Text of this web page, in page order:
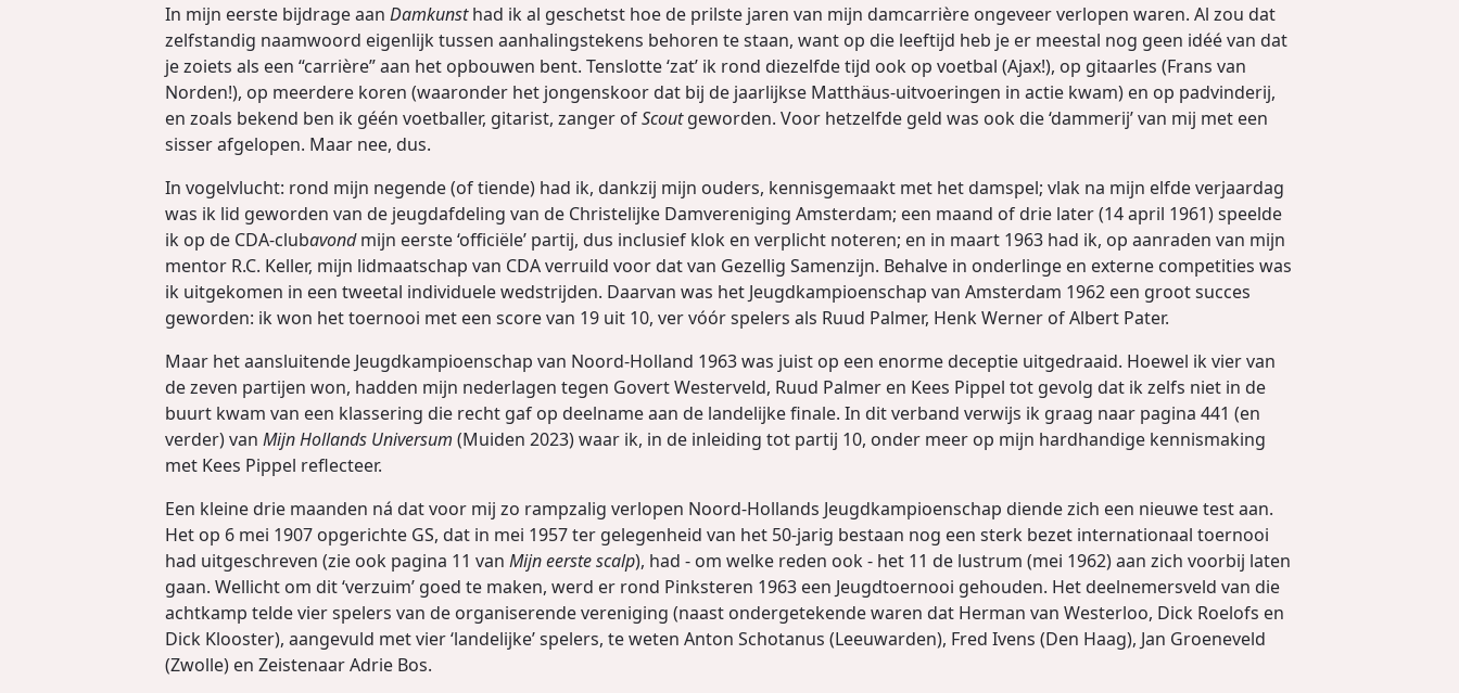
In mijn eerste bijdrage aan Damkunsthad ik al geschetst hoe de prilste jaren van mijn damcarrière ongeveer verlopen waren. Al zou dat
zelfstandig naamwoord eigenlijk tussen aanhalingstekens behoren te staan, want op die leeftijd heb je er meestal nog geen idéé van dat
je zoiets als een “carrière” aan het opbouwen bent. Tenslotte ‘zat’ ik rond diezelfde tijd ook op voetbal (Ajax!), op gitaarles (Frans van
Norden!), op meerdere koren (waaronder het jongenskoor dat bij de jaarlijkse Matthäus-uitvoeringen in actie kwam) en op padvinderij,
en zoals bekend ben ik géén voetballer, gitarist, zanger ofScoutgeworden. Voor hetzelfde geld was ook die ‘dammerij’ van mij met een
sisser afgelopen. Maar nee, dus.
In vogelvlucht: rond mijn negende (of tiende) had ik, dankzij mijn ouders, kennisgemaakt met het damspel; vlak na mijn elfde verjaardag
was ik lid geworden van de jeugdafdeling van de Christelijke Damvereniging Amsterdam; een maand of drie later (14 april 1961) speelde
ik op de CDA-clubavondmijn eerste ‘officiële’ partij, dus inclusief klok en verplicht noteren; en in maart 1963 had ik, op aanraden van mijn
mentor R.C. Keller, mijn lidmaatschap van CDA verruild voor dat van Gezellig Samenzijn. Behalve in onderlinge en externe competities was
ik uitgekomen in een tweetal individuele wedstrijden. Daarvan was het Jeugdkampioenschap van Amsterdam 1962 een groot succes
geworden: ik won het toernooi met een score van 19 uit 10, ver vóór spelers als Ruud Palmer, Henk Werner of Albert Pater.
Maar het aansluitende Jeugdkampioenschap van Noord-Holland 1963 was juist op een enorme deceptie uitgedraaid. Hoewel ik vier van
de zeven partijen won, hadden mijn nederlagen tegen Govert Westerveld, Ruud Palmer en Kees Pippel tot gevolg dat ik zelfs niet in de
buurt kwam van een klassering die recht gaf op deelname aan de landelijke finale. In dit verband verwijs ik graag naar pagina 441 (en
verder) van Mijn Hollands Universum (Muiden 2023) waar ik, in de inleiding tot partij 10, onder meer op mijn hardhandige kennismaking
met Kees Pippel reflecteer.
Een kleine drie maanden ná dat voor mij zo rampzalig verlopen Noord-Hollands Jeugdkampioenschap diende zich een nieuwe test aan.
Het op 6 mei 1907 opgerichte GS, dat in mei 1957 ter gelegenheid van het 50-jarig bestaan nog een sterk bezet internationaal toernooi
had uitgeschreven (zie ook pagina 11 van Mijn eerste scalp), had - om welke reden ook - het 11 de lustrum (mei 1962) aan zich voorbij laten
gaan. Wellicht om dit ‘verzuim’ goed te maken, werd er rond Pinksteren 1963 een Jeugdtoernooi gehouden. Het deelnemersveld van die
achtkamp telde vier spelers van de organiserende vereniging (naast ondergetekende waren dat Herman van Westerloo, Dick Roelofs en
Dick Klooster), aangevuld met vier ‘landelijke’ spelers, te weten Anton Schotanus (Leeuwarden), Fred Ivens (Den Haag), Jan Groeneveld
(Zwolle) en Zeistenaar Adrie Bos.